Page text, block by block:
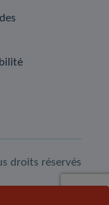
droits réservés